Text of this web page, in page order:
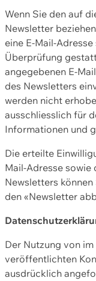
Wenn Sie den auf
Newsletter
eine E-Mail-
Überprüfung
angegebenen E-
des Newsletters
werden nicht
ausschliesslich für
Informationen und
Die erteilte
Mail-Adresse sowie
Newsletters
den «Newsletter
Der Nutzung von
veröffentlichten
ausdrücklich